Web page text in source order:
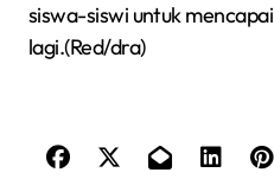
siswa-siswi untuk
lagi.(Red/dra)